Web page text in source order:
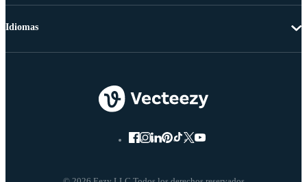
Idiomas